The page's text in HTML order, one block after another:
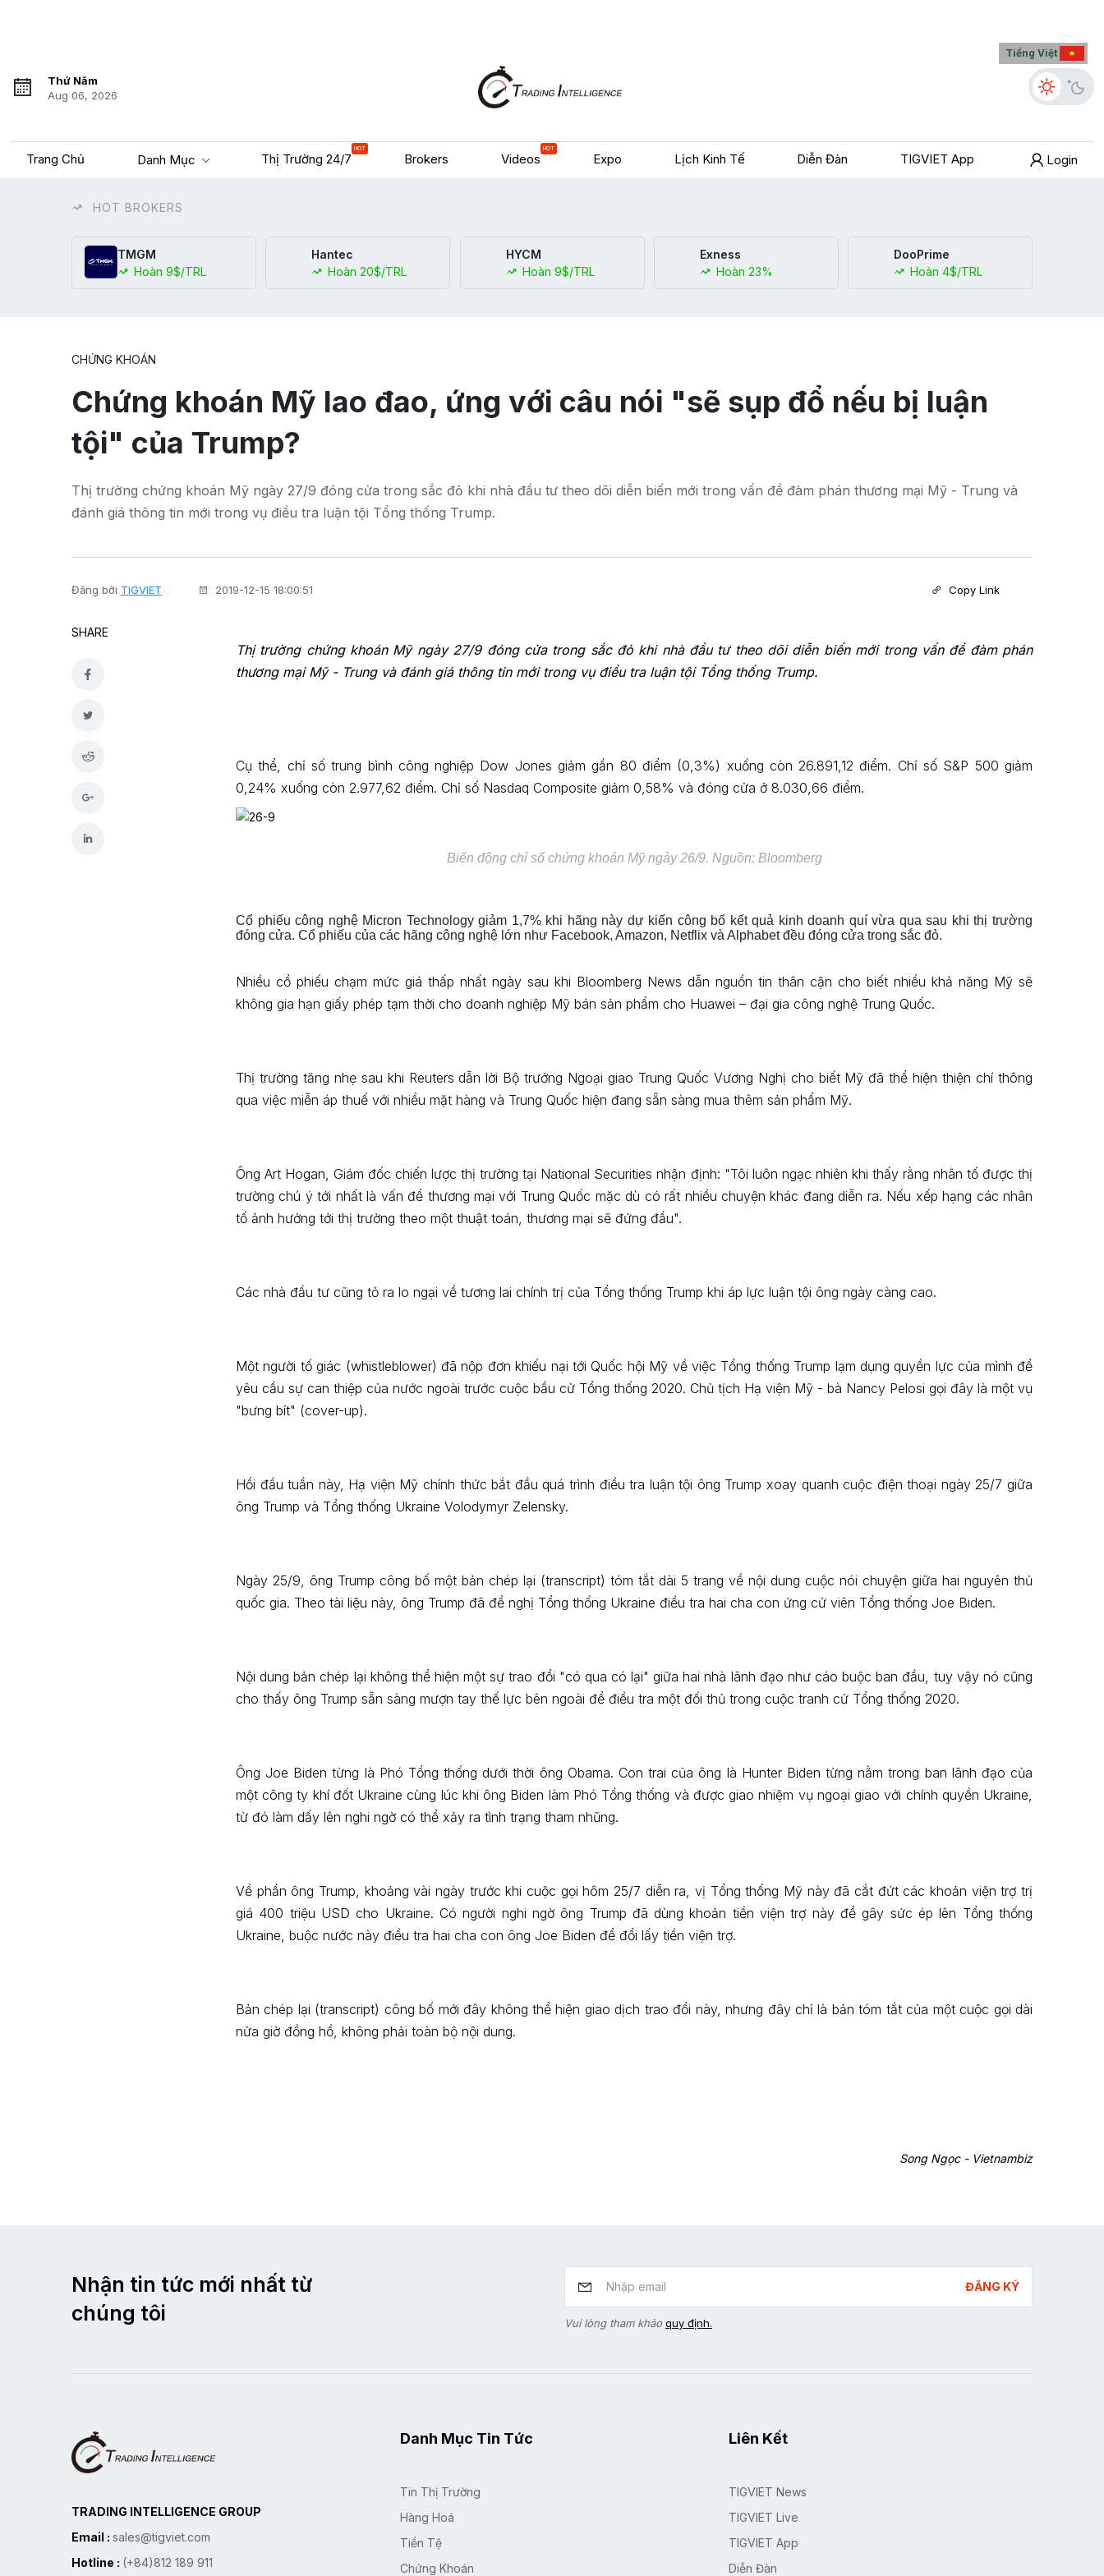
Tiếng Việt
Thứ Năm
Aug 06, 2026
Trang Chủ Danh Mục Thị Trường 24/7
HOT
Brokers Videos
HOT
Expo Lịch Kinh Tế Diễn Đàn TIGVIET App Login
HOT BROKERS
TMGM
Hoàn 9$/TRL
Hantec
Hoàn 20$/TRL
HYCM
Hoàn 9$/TRL
Exness
Hoàn 23%
DooPrime
Hoàn 4$/TRL
CHỨNG KHOÁN
Chứng khoán Mỹ lao đao, ứng với câu nói "sẽ sụp đổ nếu bị luận
tội" của Trump?
Thị trường chứng khoán Mỹ ngày 27/9 đóng cửa trong sắc đỏ khi nhà đầu tư theo dõi diễn biến mới trong vấn đề đàm phán thương mại Mỹ - Trung và
đánh giá thông tin mới trong vụ điều tra luận tội Tổng thống Trump.
Đăng bởi TIGVIET 2019-12-15 18:00:51 Copy Link
SHARE
Thị trường chứng khoán Mỹ ngày 27/9 đóng cửa trong sắc đỏ khi nhà đầu tư theo dõi diễn biến mới trong vấn đề đàm phán
thương mại Mỹ - Trung và đánh giá thông tin mới trong vụ điều tra luận tội Tổng thống Trump.
Cụ thể, chỉ số trung bình công nghiệp Dow Jones giảm gần 80 điểm (0,3%) xuống còn 26.891,12 điểm. Chỉ số S&P 500 giảm
0,24% xuống còn 2.977,62 điểm. Chỉ số Nasdaq Composite giảm 0,58% và đóng cửa ở 8.030,66 điểm.
Biến động chỉ số chứng khoán Mỹ ngày 26/9. Nguồn: Bloomberg
Cổ phiếu công nghệ Micron Technology giảm 1,7% khi hãng này dự kiến công bố kết quả kinh doanh quí vừa qua sau khi thị trường
đóng cửa. Cổ phiếu của các hãng công nghệ lớn như Facebook, Amazon, Netflix và Alphabet đều đóng cửa trong sắc đỏ.
Nhiều cổ phiếu chạm mức giá thấp nhất ngày sau khi Bloomberg News dẫn nguồn tin thân cận cho biết nhiều khả năng Mỹ sẽ
không gia hạn giấy phép tạm thời cho doanh nghiệp Mỹ bán sản phẩm cho Huawei – đại gia công nghệ Trung Quốc.
Thị trường tăng nhẹ sau khi Reuters dẫn lời Bộ trưởng Ngoại giao Trung Quốc Vương Nghị cho biết Mỹ đã thể hiện thiện chí thông
qua việc miễn áp thuế với nhiều mặt hàng và Trung Quốc hiện đang sẵn sàng mua thêm sản phẩm Mỹ.
Ông Art Hogan, Giám đốc chiến lược thị trường tại National Securities nhận định: "Tôi luôn ngạc nhiên khi thấy rằng nhân tố được thị
trường chú ý tới nhất là vấn đề thương mại với Trung Quốc mặc dù có rất nhiều chuyện khác đang diễn ra. Nếu xếp hạng các nhân
tố ảnh hưởng tới thị trường theo một thuật toán, thương mại sẽ đứng đầu".
Các nhà đầu tư cũng tỏ ra lo ngại về tương lai chính trị của Tổng thống Trump khi áp lực luận tội ông ngày càng cao.
Một người tố giác (whistleblower) đã nộp đơn khiếu nại tới Quốc hội Mỹ về việc Tổng thống Trump lạm dụng quyền lực của mình để
yêu cầu sự can thiệp của nước ngoài trước cuộc bầu cử Tổng thống 2020. Chủ tịch Hạ viện Mỹ - bà Nancy Pelosi gọi đây là một vụ
"bưng bít" (cover-up).
Hồi đầu tuần này, Hạ viện Mỹ chính thức bắt đầu quá trình điều tra luận tội ông Trump xoay quanh cuộc điện thoại ngày 25/7 giữa
ông Trump và Tổng thống Ukraine Volodymyr Zelensky.
Ngày 25/9, ông Trump công bố một bản chép lại (transcript) tóm tắt dài 5 trang về nội dung cuộc nói chuyện giữa hai nguyên thủ
quốc gia. Theo tài liệu này, ông Trump đã đề nghị Tổng thống Ukraine điều tra hai cha con ứng cử viên Tổng thống Joe Biden.
Nội dung bản chép lại không thể hiện một sự trao đổi "có qua có lại" giữa hai nhà lãnh đạo như cáo buộc ban đầu, tuy vậy nó cũng
cho thấy ông Trump sẵn sàng mượn tay thế lực bên ngoài để điều tra một đối thủ trong cuộc tranh cử Tổng thống 2020.
Ông Joe Biden từng là Phó Tổng thống dưới thời ông Obama. Con trai của ông là Hunter Biden từng nằm trong ban lãnh đạo của
một công ty khí đốt Ukraine cùng lúc khi ông Biden làm Phó Tổng thống và được giao nhiệm vụ ngoại giao với chính quyền Ukraine,
từ đó làm dấy lên nghi ngờ có thể xảy ra tình trạng tham nhũng.
Về phần ông Trump, khoảng vài ngày trước khi cuộc gọi hôm 25/7 diễn ra, vị Tổng thống Mỹ này đã cắt đứt các khoản viện trợ trị
giá 400 triệu USD cho Ukraine. Có người nghi ngờ ông Trump đã dùng khoản tiền viện trợ này để gây sức ép lên Tổng thống
Ukraine, buộc nước này điều tra hai cha con ông Joe Biden để đổi lấy tiền viện trợ.
Bản chép lại (transcript) công bố mới đây không thể hiện giao dịch trao đổi này, nhưng đây chỉ là bản tóm tắt của một cuộc gọi dài
nửa giờ đồng hồ, không phải toàn bộ nội dung.
Song Ngọc - Vietnambiz
Nhận tin tức mới nhất từ
chúng tôi
ĐĂNG KÝ
Vui lòng tham khảo quy định.
TRADING INTELLIGENCE GROUP
Email : sales@tigviet.com
Hotline : (+84)812 189 911
Danh Mục Tin Tức
Tin Thị Trường
Hàng Hoá
Tiền Tệ
Chứng Khoán
Liên Kết
TIGVIET News
TIGVIET Live
TIGVIET App
Diễn Đàn